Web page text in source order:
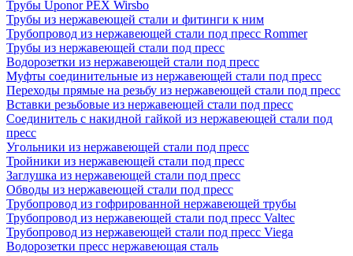
Трубы Uponor PEX Wirsbo
Трубы из нержавеющей стали и фитинги к ним
Трубопровод из нержавеющей стали под пресс Rommer
Трубы из нержавеющей стали под пресс
Водорозетки из нержавеющей стали под пресс
Муфты соединительные из нержавеющей стали под пресс
Переходы прямые на резьбу из нержавеющей стали под пресс
Вставки резьбовые из нержавеющей стали под пресс
Соединитель с накидной гайкой из нержавеющей стали под
пресс
Угольники из нержавеющей стали под пресс
Тройники из нержавеющей стали под пресс
Заглушка из нержавеющей стали под пресс
Обводы из нержавеющей стали под пресс
Трубопровод из гофрированной нержавеющей трубы
Трубопровод из нержавеющей стали под пресс Valtec
Трубопровод из нержавеющей стали под пресс Viega
Водорозетки пресс нержавеющая сталь